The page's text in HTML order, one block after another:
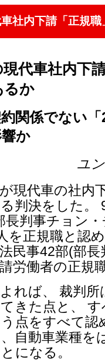
社内下請「正規
代車社内下
るか
関係でない
か
ユ
現代車の社内
判決をした。
長判事チョン
を正規職と認
民事42部(部
労働者の正規
れば、 裁判
きた点と、
点をすべて認
自動車業種を
になる。